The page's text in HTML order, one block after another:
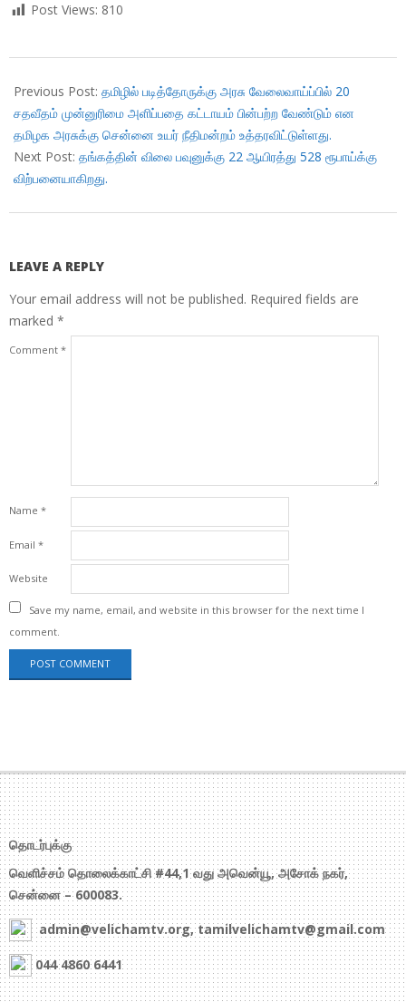
Post Views: 810
11-
25
Previous Post: தமிழில் படித்தோருக்கு அரசு வேலைவாய்ப்பில் 20
சதவீதம் முன்னுரிமை அளிப்பதை கட்டாயம் பின்பற்ற வேண்டும் என
தமிழக அரசுக்கு சென்னை உயர் நீதிமன்றம் உத்தரவிட்டுள்ளது.
Next Post: தங்கத்தின் விலை பவுனுக்கு 22 ஆயிரத்து 528 ரூபாய்க்கு
விற்பனையாகிறது.
LEAVE A REPLY
Your email address will not be published. Required fields are
marked *
Comment *
Name *
Email *
Website
Save my name, email, and website in this browser for the next time I
comment.
தொடர்புக்கு
வெளிச்சம் தொலைக்காட்சி #44,1 வது அவென்யூ, அசோக் நகர்,
சென்னை – 600083.
admin@velichamtv.org, tamilvelichamtv@gmail.com
044 4860 6441